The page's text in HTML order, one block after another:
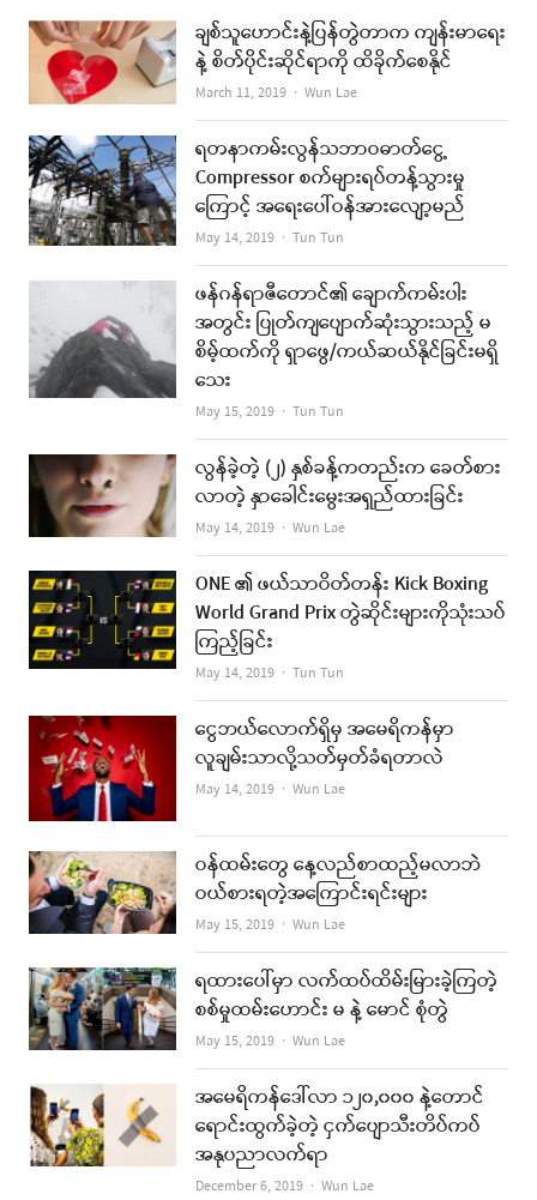
ချစ်သူဟောင်းနဲ့ပြန်တွဲတာက ကျန်းမာရေး
နဲ့ စိတ်ပိုင်းဆိုင်ရာကို ထိခိုက်စေနိုင်
March 11, 2019 Author
Wun Lae
ရတနာကမ်းလွန်သဘာဝဓာတ်ငွေ့
Compressor စက်များရပ်တန့်သွားမှု
ကြောင့် အရေးပေါ်ဝန်အားလျော့မည်
May 14, 2019 Author
Tun Tun
ဖန်ဂန်ရာဇီတောင်၏ ချောက်ကမ်းပါး
အတွင်း ပြုတ်ကျပျောက်ဆုံးသွားသည့် မ
စိမ့်ထက်ကို ရှာဖွေ/ကယ်ဆယ်နိုင်ခြင်းမရှိ
သေး
May 15, 2019 Author
Tun Tun
လွန်ခဲ့တဲ့ (၂) နှစ်ခန့်ကတည်းက ခေတ်စား
လာတဲ့ နှာခေါင်းမွေးအရှည်ထားခြင်း
May 14, 2019 Author
Wun Lae
ONE ၏ ဖယ်သာဝိတ်တန်း Kick Boxing
World Grand Prix တွဲဆိုင်းများကိုသုံးသပ်
ကြည့်ခြင်း
May 14, 2019 Author
Tun Tun
ငွေဘယ်လောက်ရှိမှ အမေရိကန်မှာ
လူချမ်းသာလို့သတ်မှတ်ခံရတာလဲ
May 14, 2019 Author
Wun Lae
ဝန်ထမ်းတွေ နေ့လည်စာထည့်မလာဘဲ
ဝယ်စားရတဲ့အကြောင်းရင်းများ
May 15, 2019 Author
Wun Lae
ရထားပေါ်မှာ လက်ထပ်ထိမ်းမြားခဲ့ကြတဲ့
စစ်မှုထမ်းဟောင်း မ နဲ့ မောင် စုံတွဲ
May 15, 2019 Author
Wun Lae
အမေရိကန်ဒေါ်လာ ၁၂၀,၀၀၀ နဲ့တောင်
ရောင်းထွက်ခဲ့တဲ့ ငှက်ပျောသီးတိပ်ကပ်
အနုပညာလက်ရာ
December 6, 2019 Author
Wun Lae